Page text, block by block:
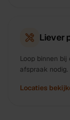
Liever
Loop binnen bij
afspraak nodig.
Locaties